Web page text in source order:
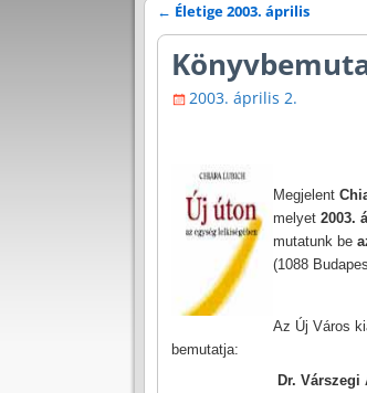
Bejegyzés navigáció
← Életige 2003. április
2003. április 2.
Megjelent
melyet 2003.
mutatunk be
(1088
Az Új Város
bemutatja:
Dr. Várszegi